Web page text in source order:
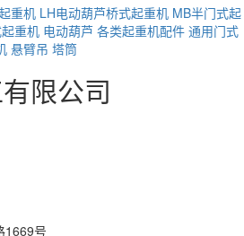
重机 LH电动葫芦桥式起重机 MB半门式起
重机 电动葫芦 各类起重机配件 通用门式
悬臂吊 塔筒
限公司
1669号